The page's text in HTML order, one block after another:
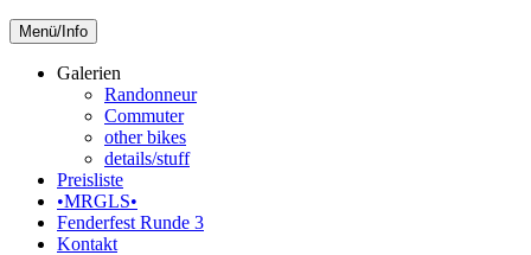
Info
Galerien
Randonneur
Commuter
other bikes
details/stuff
Preisliste
•MRGLS•
Fenderfest Runde 3
Kontakt